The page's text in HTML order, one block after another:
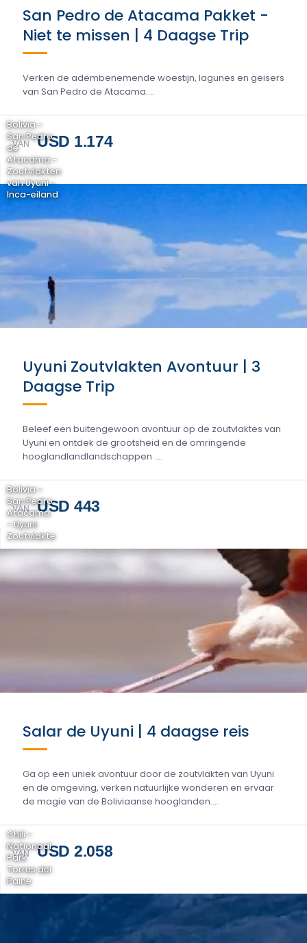
San Pedro de Atacama Pakket -
Niet te missen | 4 Daagse Trip
Verken de adembenemende woestijn, lagunes en geisers
van San Pedro de Atacama....
VAN USD 1.174
Bolivia -
San Pedro
de
Atacama -
Zoutvlakten
van Uyuni -
Inca-eiland
Uyuni Zoutvlakten Avontuur | 3
Daagse Trip
Beleef een buitengewoon avontuur op de zoutvlaktes van
Uyuni en ontdek de grootsheid en de omringende
hooglandlandlandschappen ....
VAN USD 443
Bolivia -
San Pedro
Atacama
- Uyuni
Zoutvlakte
Salar de Uyuni | 4 daagse reis
Ga op een uniek avontuur door de zoutvlakten van Uyuni
en de omgeving, verken natuurlijke wonderen en ervaar
de magie van de Boliviaanse hooglanden....
VAN USD 2.058
Chili -
Nationaal
Park
Torres del
Paine